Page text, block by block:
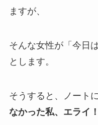
ますが、
そんな女性が「今日
とします。
そうすると、ノートに
なかった私、エライ！